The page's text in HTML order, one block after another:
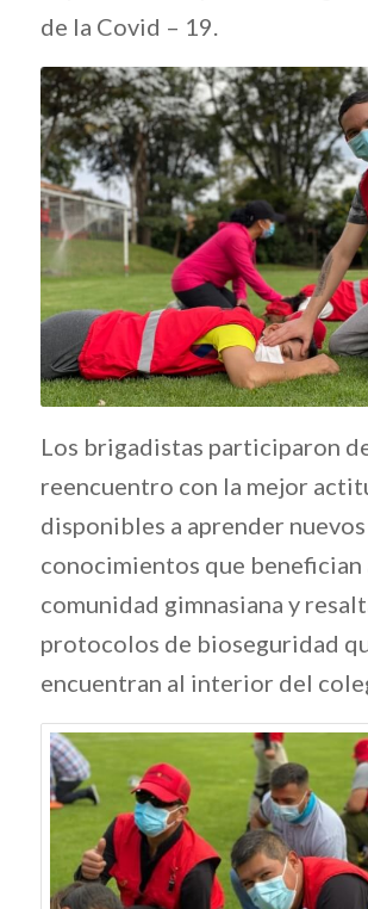
de la Covid – 19.
Los brigadistas participaron
reencuentro con la mejor
disponibles a aprender nuevos
conocimientos que benefician
comunidad gimnasiana y
protocolos de bioseguridad
encuentran al interior del